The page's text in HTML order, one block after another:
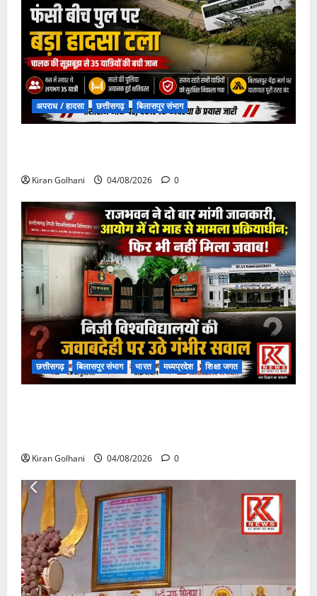
अपराध / हादसा छत्तीसगढ़ बिलासपुर संभाग
Kiran Golhani 04/08/2026 0
छत्तीसगढ़ बिलासपुर संभाग भारत मध्यप्रदेश शिक्षा जगत
Kiran Golhani 04/08/2026 0